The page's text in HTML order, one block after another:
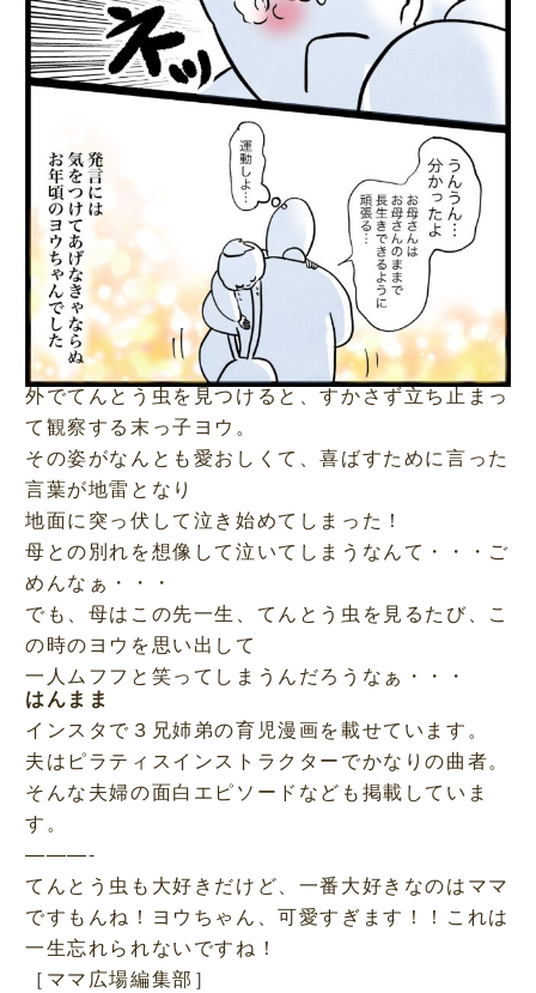
外でてんとう虫を見つけると、すかさず立ち止まっ
て観察する末っ子ヨウ。
その姿がなんとも愛おしくて、喜ばすために言った
言葉が地雷となり
地面に突っ伏して泣き始めてしまった！
母との別れを想像して泣いてしまうなんて・・・ご
めんなぁ・・・
でも、母はこの先一生、てんとう虫を見るたび、こ
の時のヨウを思い出して
一人ムフフと笑ってしまうんだろうなぁ・・・
はんまま
インスタで３兄姉弟の育児漫画を載せています。
夫はピラティスインストラクターでかなりの曲者。
そんな夫婦の面白エピソードなども掲載していま
す。
———-
てんとう虫も大好きだけど、一番大好きなのはママ
ですもんね！ヨウちゃん、可愛すぎます！！これは
一生忘れられないですね！
［ママ広場編集部］